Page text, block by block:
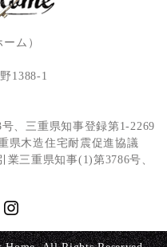
ム）
野1388-1
、三重県知事登録第1-2269
県木造住宅耐震促進協議
三重県知事(1)第3786号、